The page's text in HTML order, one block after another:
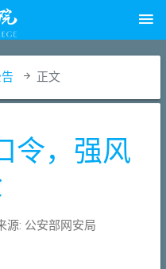
正文
令，强风
源: 公安部网安局